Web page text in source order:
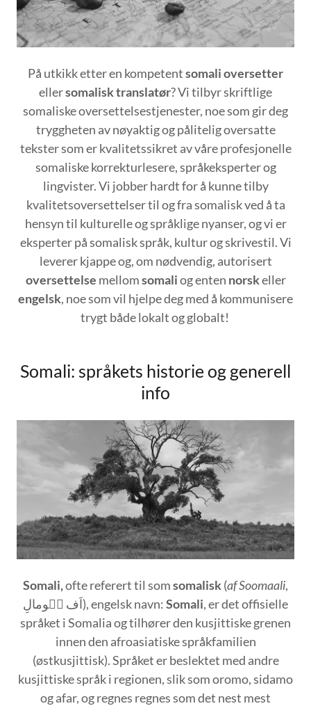
På utkikk etter en kompetentsomali oversetter
ellersomalisk translatør? Vi tilbyr skriftlige
somaliske oversettelsestjenester, noe som gir deg
tryggheten av nøyaktig og pålitelig oversatte
tekster som er kvalitetssikret av våre profesjonelle
somaliske korrekturlesere, språkeksperter og
lingvister. Vi jobber hardt for å kunne tilby
kvalitetsoversettelser til og fra somalisk ved å ta
hensyn til kulturelle og språklige nyanser, og vi er
eksperter på somalisk språk, kultur og skrivestil. Vi
leverer kjappe og, om nødvendig, autorisert
oversettelse mellomsomaliog enten norskeller
engelsk, noe som vil hjelpe deg med å kommunisere
trygt både lokalt og globalt!
Somali: språkets historie og generell
info
Somali,ofte referert til somsomalisk(af Soomaali,
اَف سٝومالِ), engelsk navn:Somali, er det offisielle
språket i Somalia og tilhører den kusjittiske grenen
innen den afroasiatiske språkfamilien
(østkusjittisk). Språket er beslektet med andre
kusjittiske språk i regionen, slik som oromo, sidamo
og afar, og regnes regnes som det nest mest